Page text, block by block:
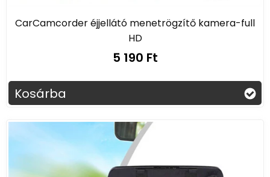
CarCamcorder éjjellátó menetrögzítő kamera-full
HD
5 190 Ft
Kosárba